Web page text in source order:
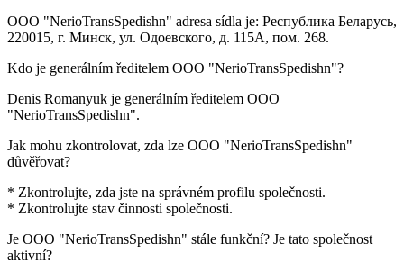
OOO "NerioTransSpedishn" adresa sídla je: Республика Беларусь,
220015, г. Минск, ул. Одоевского, д. 115А, пом. 268.
Kdo je generálním ředitelem OOO "NerioTransSpedishn"?
Denis Romanyuk je generálním ředitelem OOO
"NerioTransSpedishn".
Jak mohu zkontrolovat, zda lze OOO "NerioTransSpedishn"
důvěřovat?
* Zkontrolujte, zda jste na správném profilu společnosti.
* Zkontrolujte stav činnosti společnosti.
Je OOO "NerioTransSpedishn" stále funkční? Je tato společnost
aktivní?